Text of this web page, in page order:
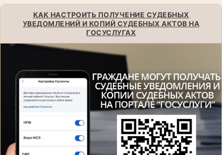
КАК НАСТРОИТЬ ПОЛУЧЕНИЕ СУДЕБНЫХ
УВЕДОМЛЕНИЙ И КОПИЙ СУДЕБНЫХ АКТОВ НА
ГОСУСЛУГАХ